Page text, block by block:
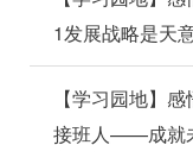
1发展战略是天
【学习园地】
接班人——成就